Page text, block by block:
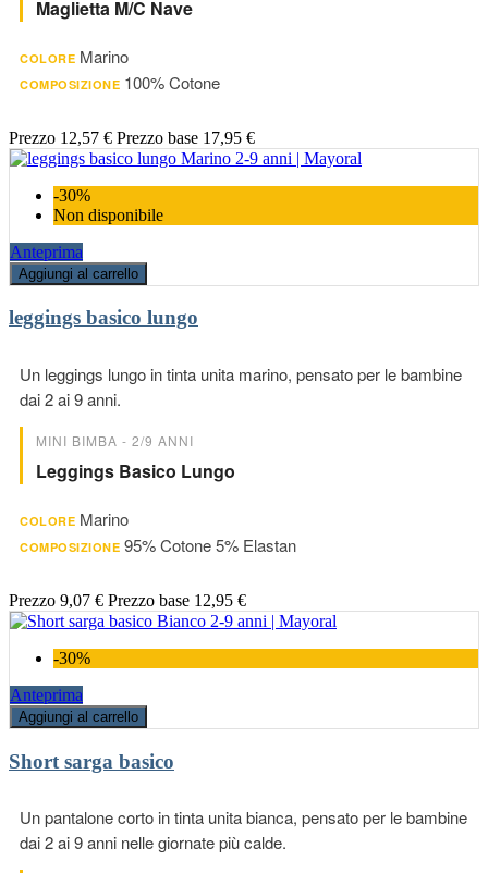
Maglietta M/c Nave
COLORE Marino
COMPOSIZIONE 100% Cotone
Prezzo 12,57 € Prezzo base 17,95 €
-30%
Non disponibile
Anteprima
Aggiungi al carrello
leggings basico lungo
Un leggings lungo in tinta unita marino, pensato per le bambine
dai 2 ai 9 anni.
MINI BIMBA - 2/9 ANNI
Leggings Basico Lungo
COLORE Marino
COMPOSIZIONE 95% Cotone 5% Elastan
Prezzo 9,07 € Prezzo base 12,95 €
-30%
Anteprima
Aggiungi al carrello
Short sarga basico
Un pantalone corto in tinta unita bianca, pensato per le bambine
dai 2 ai 9 anni nelle giornate più calde.